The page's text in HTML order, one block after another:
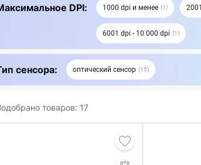
DPI: 1000 dpi и менее 1
6001 dpi - 10 000 dpi 1
сенсора: оптический сенсор 15
товаров: 17